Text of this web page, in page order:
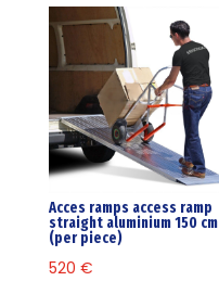
Acces ramps access ramp
straight aluminium 150 cm
(per piece)
520 €